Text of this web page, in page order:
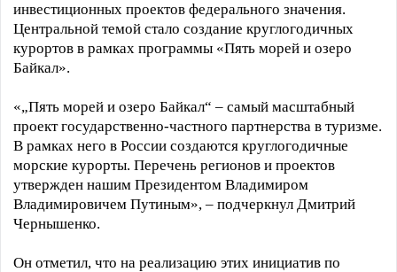
инвестиционных проектов федерального значения.
Центральной темой стало создание круглогодичных
курортов в рамках программы «Пять морей и озеро
Байкал».
«„Пять морей и озеро Байкал“ – самый масштабный
проект государственно-частного партнерства в туризме.
В рамках него в России создаются круглогодичные
морские курорты. Перечень регионов и проектов
утвержден нашим Президентом Владимиром
Владимировичем Путиным», – подчеркнул Дмитрий
Чернышенко.
Он отметил, что на реализацию этих инициатив по